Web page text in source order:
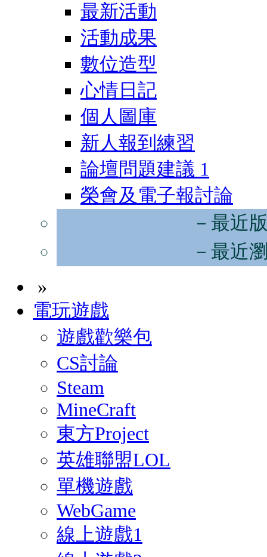
最新活動
活動成果
數位造型
心情日記
個人圖庫
新人報到練習
論壇問題建議 1
榮會及電子報討論
－最近
－最近
»
電玩遊戲
遊戲歡樂包
CS討論
Steam
MineCraft
東方Project
英雄聯盟LOL
單機遊戲
WebGame
線上遊戲1